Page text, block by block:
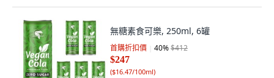
無糖素食可樂, 250ml, 6罐
首購折扣價 40%$412
$247
($16.47/100ml)